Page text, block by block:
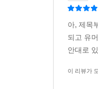
아, 제목
되고 유
안대로
이 리뷰가